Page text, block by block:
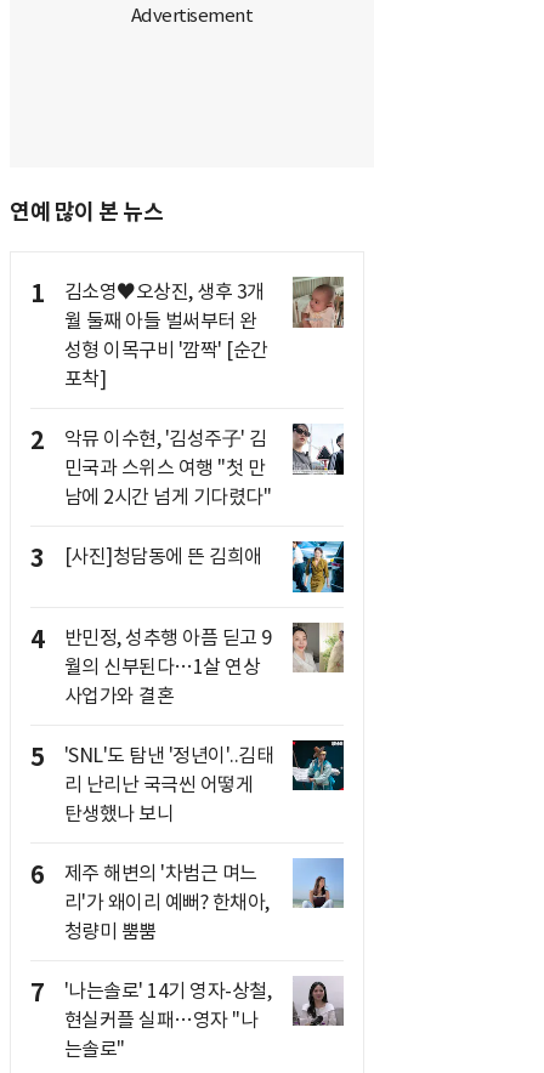
연예 많이 본 뉴스
1
김소영♥오상진, 생후 3개
월 둘째 아들 벌써부터 완
성형 이목구비 '깜짝' [순간
포착]
2
악뮤 이수현, '김성주子' 김
민국과 스위스 여행 "첫 만
남에 2시간 넘게 기다렸다"
3 [사진]청담동에 뜬 김희애
4
반민정, 성추행 아픔 딛고 9
월의 신부된다…1살 연상
사업가와 결혼
5
'SNL'도 탐낸 '정년이'..김태
리 난리난 국극씬 어떻게
탄생했나 보니
6
제주 해변의 '차범근 며느
리'가 왜이리 예뻐? 한채아,
청량미 뿜뿜
7
'나는솔로' 14기 영자-상철,
현실커플 실패…영자 "나
는솔로"